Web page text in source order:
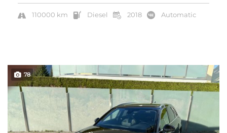
110000 km Diesel 2018 Automatic
78